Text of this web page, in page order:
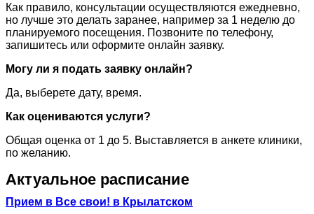
Как правило, консультации осуществляются ежедневно,
но лучше это делать заранее, например за 1 неделю до
планируемого посещения. Позвоните по телефону,
запишитесь или оформите онлайн заявку.
Могу ли я подать заявку онлайн?
Да, выберете дату, время.
Как оцениваются услуги?
Общая оценка от 1 до 5. Выставляется в анкете клиники,
по желанию.
Актуальное расписание
Прием в Все свои! в Крылатском